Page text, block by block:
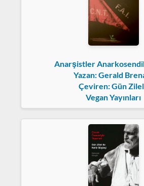
Anarşistler
Yazan: Gerald
Çeviren: Gün
Vegan Yayınları